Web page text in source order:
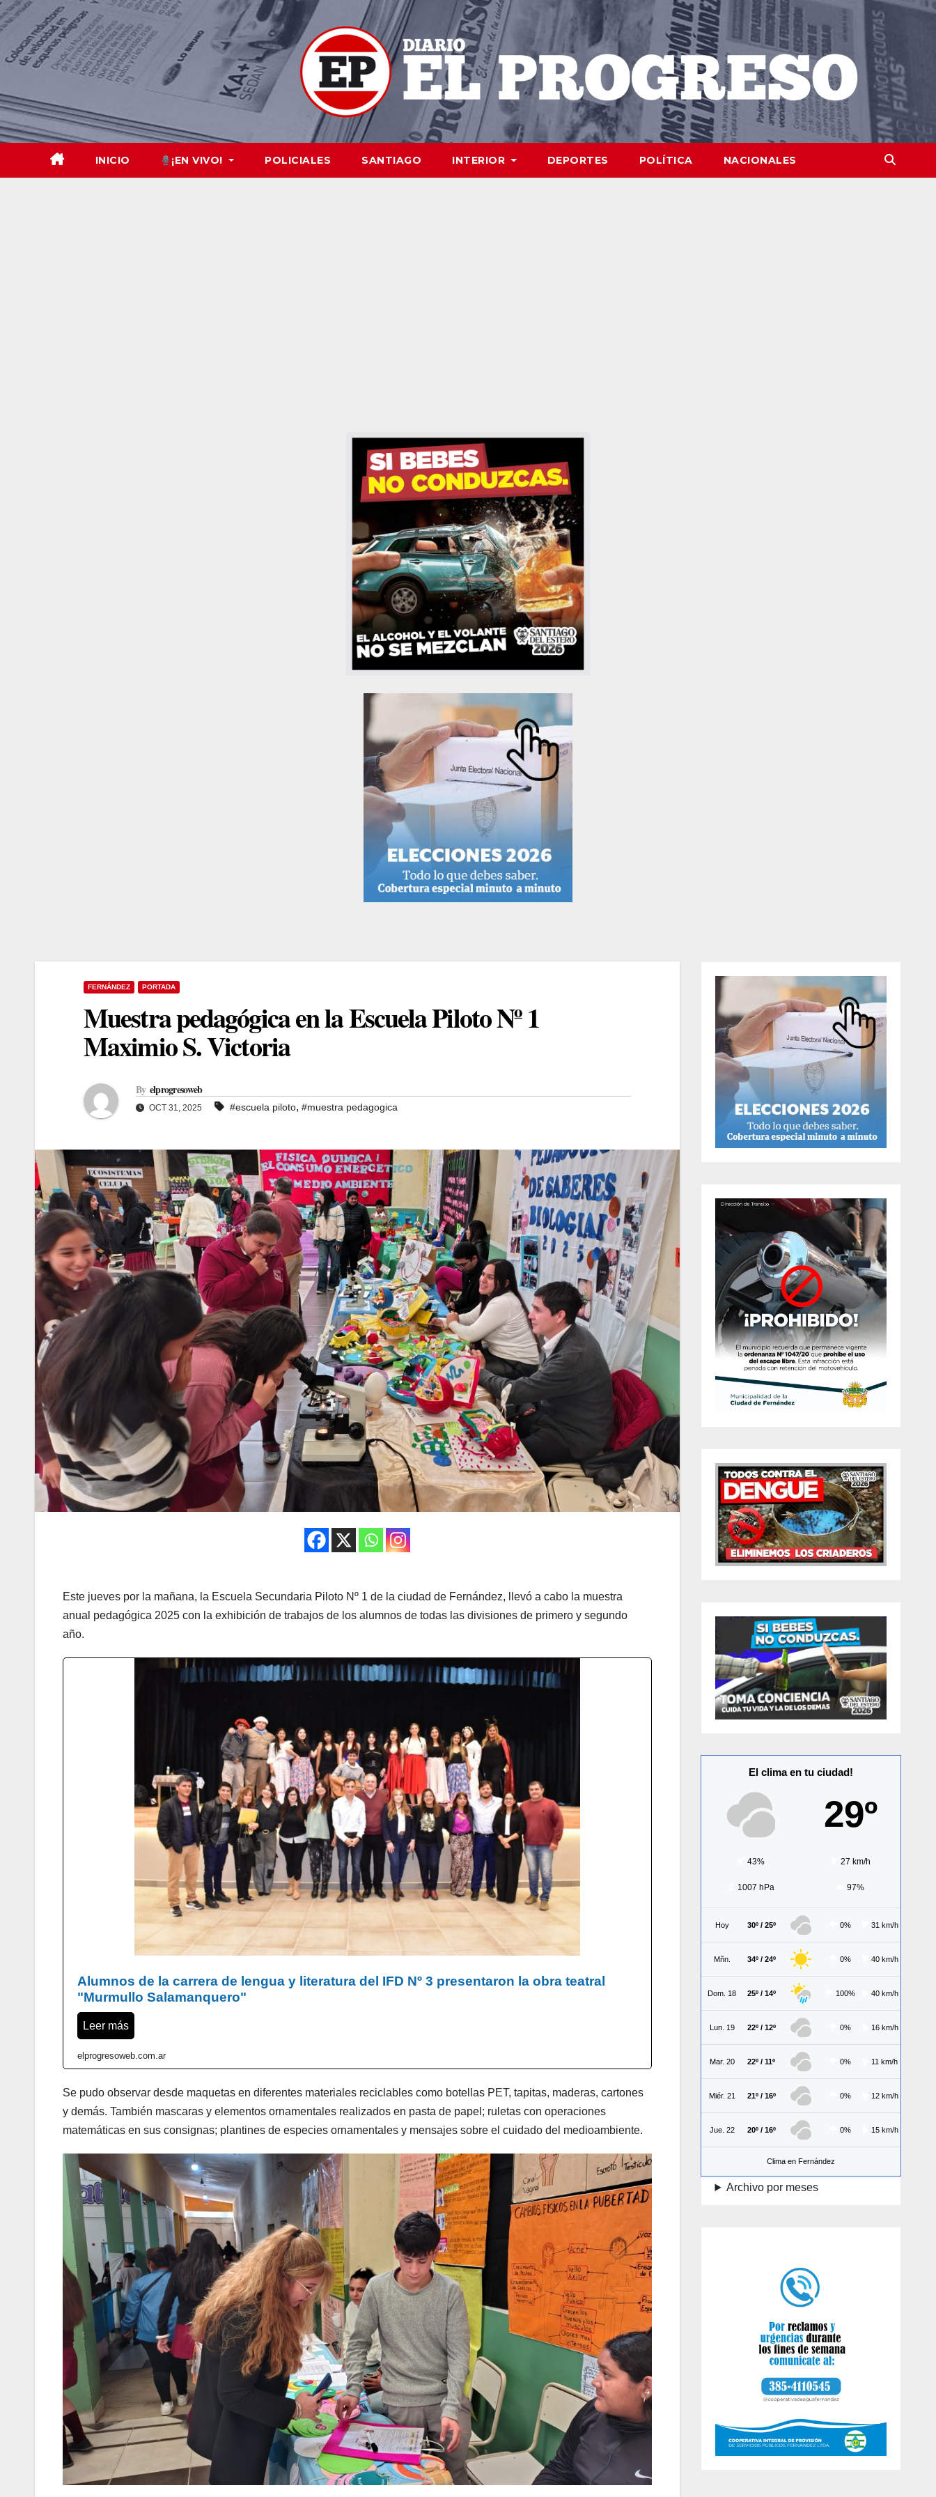
Skip
to
content
INICIO ¡EN VIVO! POLICIALES SANTIAGO INTERIOR DEPORTES POLÍTICA NACIONALES
FERNÁNDEZ PORTADA
Muestra pedagógica en la Escuela Piloto Nº 1
Maximio S. Victoria
By elprogresoweb
OCT 31, 2025 #escuela piloto, #muestra pedagogica
Este jueves por la mañana, la Escuela Secundaria Piloto Nº 1 de la ciudad de Fernández, llevó a cabo la muestra
anual pedagógica 2025 con la exhibición de trabajos de los alumnos de todas las divisiones de primero y segundo
año.
Alumnos de la carrera de lengua y literatura del IFD Nº 3 presentaron la obra teatral
"Murmullo Salamanquero"
Leer más
elprogresoweb.com.ar
Se pudo observar desde maquetas en diferentes materiales reciclables como botellas PET, tapitas, maderas, cartones
y demás. También mascaras y elementos ornamentales realizados en pasta de papel; ruletas con operaciones
matemáticas en sus consignas; plantines de especies ornamentales y mensajes sobre el cuidado del medioambiente.
El clima en tu ciudad!
29º
43% 27 km/h
1007 hPa 97%
Hoy 30º / 25º 0% 31 km/h
Mñn. 34º / 24º 0% 40 km/h
Dom. 18 25º / 14º 100% 40 km/h
Lun. 19 22º / 12º 0% 16 km/h
Mar. 20 22º / 11º 0% 11 km/h
Miér. 21 21º / 16º 0% 12 km/h
Jue. 22 20º / 16º 0% 15 km/h
Clima en Fernández
Archivo por meses